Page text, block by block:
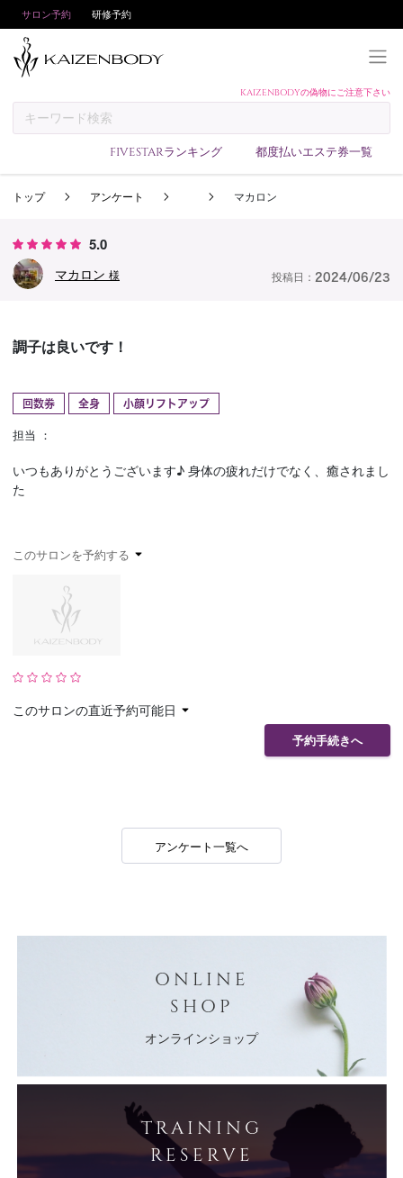
サロン予約 研修予約
KAIZENBODYの偽物にご注意下さい
FIVESTARランキング 都度払いエステ券一覧
予約方法
サロンランキング
お問い合わせ
トップ アンケート マカロン
5.0
マカロン 様 投稿日： 2024/06/23
調子は良いです！
回数券 全身 小顔リフトアップ
担当 ：
いつもありがとうございます♪ 身体の疲れだけでなく、癒されまし
た
このサロンを予約する
このサロンの直近予約可能日
予約手続きへ
アンケート一覧へ
ONLINE
SHOP
オンラインショップ
TRAINING
RESERVE